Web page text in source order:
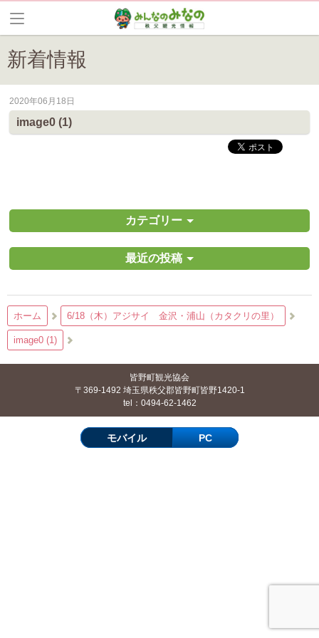
新着情報
皆野町のイベントやお祭り、花情報等の最新情報や観光協会会員情報
2020年06月18日
image0 (1)
カテゴリー
最近の投稿
ホーム 6/18（木）アジサイ 金沢・浦山（カタクリの里）
image0 (1)
皆野町観光協会
〒369-1492 埼玉県秩父郡皆野町皆野1420-1
tel：0494-62-1462
モバイル PC